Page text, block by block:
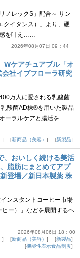
ノレックS」配合～ サン
クイタンス）」より、硬
感を叶え……
2026年08月07日 09：44
Wケアチュアブル「オ
社イブフローラ研究
万人に愛される乳酸菌
酸菌AD株®を用いた製品
ーラルケアと腸活を
新商品（美容） 新製品
、おいしく続ける美活
脂肪にまとめてアプ
登場／新日本製薬 株
ンスタントコーヒー市場
ー）」などを展開するヘ
2026年08月06日 18：00
新商品（美容）
新製品
機能性表示食品制度